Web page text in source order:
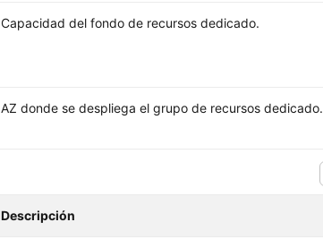
Capacidad del fondo de recursos dedicado.
AZ donde se despliega el grupo de recursos dedicado.
Descripción